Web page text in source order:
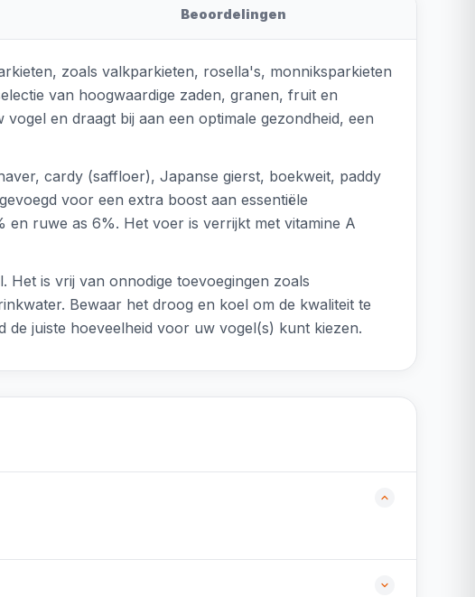
Beoordelingen
zoals valkparkieten, rosella's, monniksparkieten
van hoogwaardige zaden, granen, fruit en
en draagt bij aan een optimale gezondheid, een
cardy (saffloer), Japanse gierst, boekweit, paddy
voor een extra boost aan essentiële
en ruwe as 6%. Het voer is verrijkt met vitamine A
is vrij van onnodige toevoegingen zoals
Bewaar het droog en koel om de kwaliteit te
de juiste hoeveelheid voor uw vogel(s) kunt kiezen.